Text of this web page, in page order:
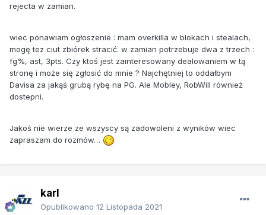
rejecta w zamian.
wiec ponawiam ogłoszenie : mam overkilla w blokach i stealach,
mogę tez ciut zbiórek stracić. w zamian potrzebuje dwa z trzech :
fg%, ast, 3pts. Czy ktoś jest zainteresowany dealowaniem w tą
stronę i może się zgłosić do mnie ? Najchętniej to oddałbym
Davisa za jakąś grubą rybę na PG. Ale Mobley, RobWill również
dostepni.
Jakoś nie wierze ze wszyscy są zadowoleni z wyników wiec
zapraszam do rozmów…
karl
Opublikowano 12 Listopada 2021